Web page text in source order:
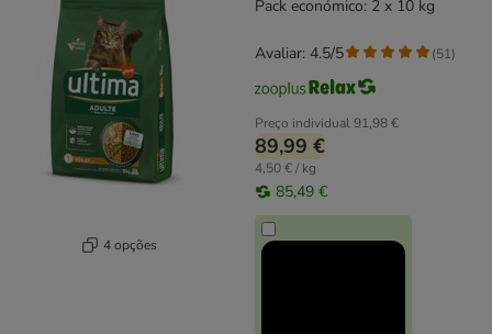
4 opções
Pack económico: 2 x 10 kg
Preço individual91,98 €
89,99 €
4,50 € / kg
85,49 €
Avaliar: 4.5/5 (51)